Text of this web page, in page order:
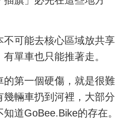
可能去核心區域放共享
單車也只能推著走。
的第一個硬傷，就是很難
輛車扔到河裡，大部分
道GoBee.Bike的存在。